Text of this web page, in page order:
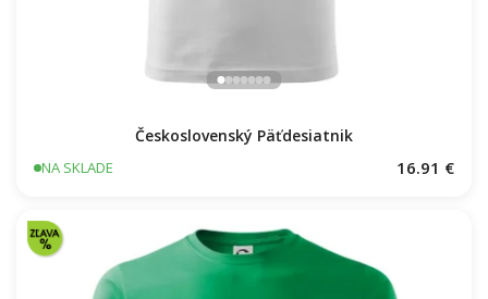
Československý Päťdesiatnik